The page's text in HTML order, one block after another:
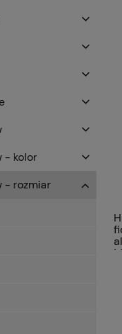
- kolor
- rozmiar